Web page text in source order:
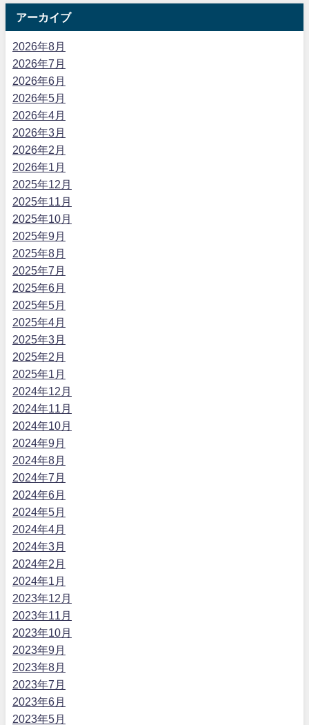
アーカイブ
2026年8月
2026年7月
2026年6月
2026年5月
2026年4月
2026年3月
2026年2月
2026年1月
2025年12月
2025年11月
2025年10月
2025年9月
2025年8月
2025年7月
2025年6月
2025年5月
2025年4月
2025年3月
2025年2月
2025年1月
2024年12月
2024年11月
2024年10月
2024年9月
2024年8月
2024年7月
2024年6月
2024年5月
2024年4月
2024年3月
2024年2月
2024年1月
2023年12月
2023年11月
2023年10月
2023年9月
2023年8月
2023年7月
2023年6月
2023年5月